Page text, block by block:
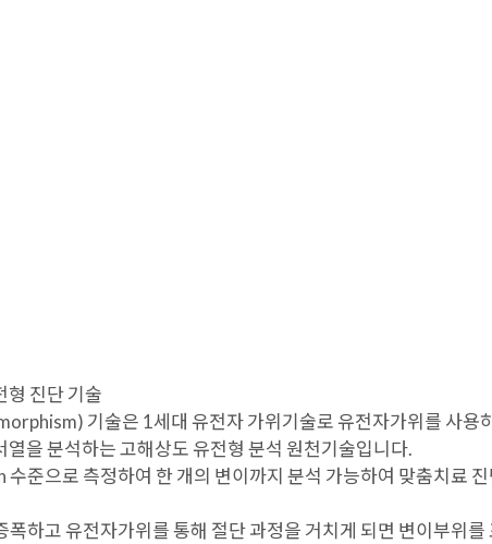
형 진단 기술
기술은 1세대 유전자 가위기술로 유전자가위를 사용
을 분석하는 고해상도 유전형 분석 원천기술입니다.
준으로 측정하여 한 개의 변이까지 분석 가능하여 맞춤치료
하고 유전자가위를 통해 절단 과정을 거치게 되면 변이부위